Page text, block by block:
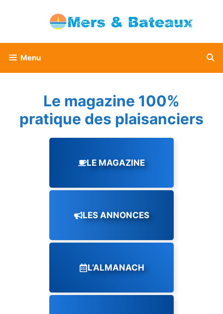
Menu
Le magazine 100%
pratique des plaisanciers
LE MAGAZINE
LES ANNONCES
L’ALMANACH